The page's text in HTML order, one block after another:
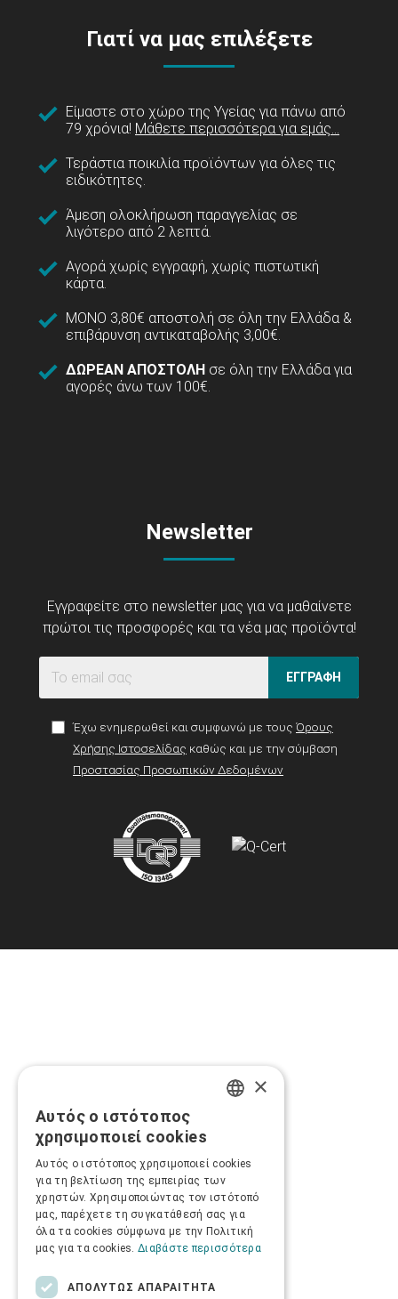
Γιατί να μας επιλέξετε
Είμαστε στο χώρο της Υγείας για πάνω από
79 χρόνια! Μάθετε περισσότερα για εμάς...
Τεράστια ποικιλία προϊόντων για όλες τις
ειδικότητες.
Άμεση ολοκλήρωση παραγγελίας σε
λιγότερο από 2 λεπτά.
Αγορά χωρίς εγγραφή, χωρίς πιστωτική
κάρτα.
ΜΟΝΟ 3,80€ αποστολή σε όλη την Ελλάδα &
επιβάρυνση αντικαταβολής 3,00€.
ΔΩΡΕΑΝ ΑΠΟΣΤΟΛΗ σε όλη την Ελλάδα για
αγορές άνω των 100€.
Newsletter
Εγγραφείτε στο newsletter μας για να μαθαίνετε
πρώτοι τις προσφορές και τα νέα μας προϊόντα!
ΕΓΓΡΑΦΗ
Έχω ενημερωθεί και συμφωνώ με τους Όρους
Χρήσης Ιστοσελίδας καθώς και με την σύμβαση
Προστασίας Προσωπικών Δεδομένων
×
Αυτός ο ιστότοπος
χρησιμοποιεί cookies
Αυτός ο ιστότοπος χρησιμοποιεί cookies
για τη βελτίωση της εμπειρίας των
χρηστών. Χρησιμοποιώντας τον ιστότοπό
μας, παρέχετε τη συγκατάθεσή σας για
όλα τα cookies σύμφωνα με την Πολιτική
μας για τα cookies. Διαβάστε περισσότερα
ΑΠΟΛΎΤΩΣ ΑΠΑΡΑΊΤΗΤΑ